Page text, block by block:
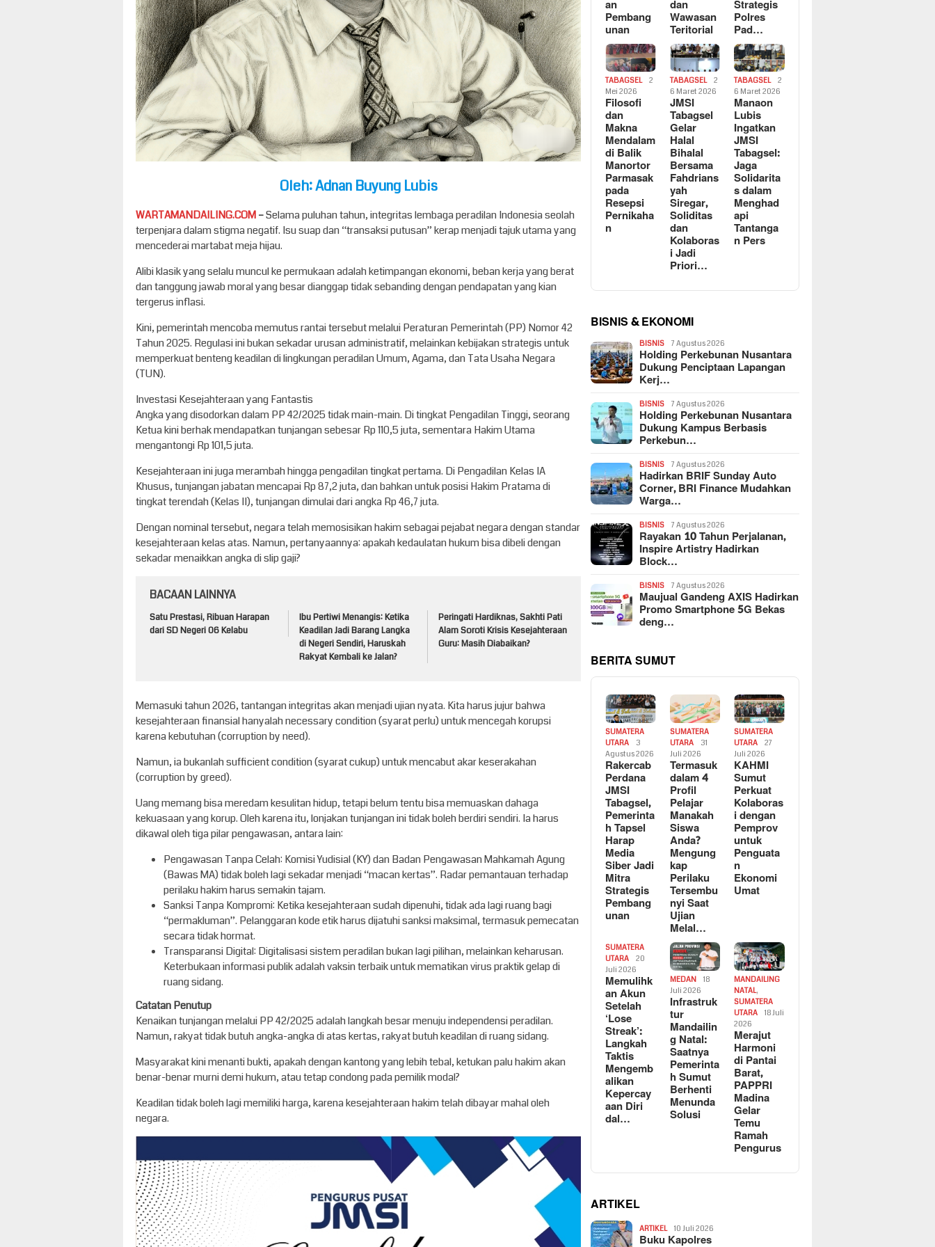
Oleh: Adnan Buyung Lubis
WARTAMANDAILING.COM–Selama puluhan tahun, integritas lembaga peradilan Indonesia seolah
terpenjara dalam stigma negatif. Isu suap dan “transaksi putusan” kerap menjadi tajuk utama yang
mencederai martabat meja hijau.
Alibi klasik yang selalu muncul ke permukaan adalah ketimpangan ekonomi, beban kerja yang berat
dan tanggung jawab moral yang besar dianggap tidak sebanding dengan pendapatan yang kian
tergerus inflasi.
Kini, pemerintah mencoba memutus rantai tersebut melalui Peraturan Pemerintah (PP) Nomor 42
Tahun 2025. Regulasi ini bukan sekadar urusan administratif, melainkan kebijakan strategis untuk
memperkuat benteng keadilan di lingkungan peradilan Umum, Agama, dan Tata Usaha Negara
(TUN).
Investasi Kesejahteraan yang Fantastis
Angka yang disodorkan dalam PP 42/2025 tidak main-main. Di tingkat Pengadilan Tinggi, seorang
Ketua kini berhak mendapatkan tunjangan sebesar Rp 110,5 juta, sementara Hakim Utama
mengantongi Rp 101,5 juta.
Kesejahteraan ini juga merambah hingga pengadilan tingkat pertama. Di Pengadilan Kelas IA
Khusus, tunjangan jabatan mencapai Rp 87,2 juta, dan bahkan untuk posisi Hakim Pratama di
tingkat terendah (Kelas II), tunjangan dimulai dari angka Rp 46,7 juta.
Dengan nominal tersebut, negara telah memosisikan hakim sebagai pejabat negara dengan standar
kesejahteraan kelas atas. Namun, pertanyaannya: apakah kedaulatan hukum bisa dibeli dengan
sekadar menaikkan angka di slip gaji?
BACAAN LAINNYA
Satu Prestasi, Ribuan Harapan
dari SD Negeri 06 Kelabu
Ibu Pertiwi Menangis: Ketika
Keadilan Jadi Barang Langka
di Negeri Sendiri, Haruskah
Rakyat Kembali ke Jalan?
Peringati Hardiknas, Sakhti Pati
Alam Soroti Krisis Kesejahteraan
Guru: Masih Diabaikan?
Memasuki tahun 2026, tantangan integritas akan menjadi ujian nyata. Kita harus jujur bahwa
kesejahteraan finansial hanyalah necessary condition (syarat perlu) untuk mencegah korupsi
karena kebutuhan (corruption by need).
Namun, ia bukanlah sufficient condition (syarat cukup) untuk mencabut akar keserakahan
(corruption by greed).
Uang memang bisa meredam kesulitan hidup, tetapi belum tentu bisa memuaskan dahaga
kekuasaan yang korup. Oleh karena itu, lonjakan tunjangan ini tidak boleh berdiri sendiri. Ia harus
dikawal oleh tiga pilar pengawasan, antara lain:
Pengawasan Tanpa Celah: Komisi Yudisial (KY) dan Badan Pengawasan Mahkamah Agung
(Bawas MA) tidak boleh lagi sekadar menjadi “macan kertas”. Radar pemantauan terhadap
perilaku hakim harus semakin tajam.
​Sanksi Tanpa Kompromi: Ketika kesejahteraan sudah dipenuhi, tidak ada lagi ruang bagi
“permakluman”. Pelanggaran kode etik harus dijatuhi sanksi maksimal, termasuk pemecatan
secara tidak hormat.
​Transparansi Digital: Digitalisasi sistem peradilan bukan lagi pilihan, melainkan keharusan.
Keterbukaan informasi publik adalah vaksin terbaik untuk mematikan virus praktik gelap di
ruang sidang.
Catatan Penutup
Kenaikan tunjangan melalui PP 42/2025 adalah langkah besar menuju independensi peradilan.
Namun, rakyat tidak butuh angka-angka di atas kertas, rakyat butuh keadilan di ruang sidang.
Masyarakat kini menanti bukti, apakah dengan kantong yang lebih tebal, ketukan palu hakim akan
benar-benar murni demi hukum, atau tetap condong pada pemilik modal?
Keadilan tidak boleh lagi memiliki harga, karena kesejahteraan hakim telah dibayar mahal oleh
negara.
an
Pembang
unan
dan
Wawasan
Teritorial
Strategis
Polres
Pad…
TABAGSEL
2
Mei 2026
Filosofi
dan
Makna
Mendalam
di Balik
Manortor
Parmasak
pada
Resepsi
Pernikaha
n
TABAGSEL
2
6 Maret 2026
JMSI
Tabagsel
Gelar
Halal
Bihalal
Bersama
Fahdrians
yah
Siregar,
Soliditas
dan
Kolaboras
i Jadi
Priori…
TABAGSEL
2
6 Maret 2026
Manaon
Lubis
Ingatkan
JMSI
Tabagsel:
Jaga
Solidarita
s dalam
Menghad
api
Tantanga
n Pers
BISNIS & EKONOMI
BISNIS 7 Agustus 2026
Holding Perkebunan Nusantara
Dukung Penciptaan Lapangan
Kerj…
BISNIS 7 Agustus 2026
Holding Perkebunan Nusantara
Dukung Kampus Berbasis
Perkebun…
BISNIS 7 Agustus 2026
Hadirkan BRIF Sunday Auto
Corner, BRI Finance Mudahkan
Warga…
BISNIS 7 Agustus 2026
Rayakan 10 Tahun Perjalanan,
Inspire Artistry Hadirkan
Block…
BISNIS 7 Agustus 2026
Maujual Gandeng AXIS Hadirkan
Promo Smartphone 5G Bekas
deng…
BERITA SUMUT
SUMATERA
UTARA
3
Agustus 2026
Rakercab
Perdana
JMSI
Tabagsel,
Pemerinta
h Tapsel
Harap
Media
Siber Jadi
Mitra
Strategis
Pembang
unan
SUMATERA
UTARA
31
Juli 2026
Termasuk
dalam 4
Profil
Pelajar
Manakah
Siswa
Anda?
Mengung
kap
Perilaku
Tersembu
nyi Saat
Ujian
Melal…
SUMATERA
UTARA
27
Juli 2026
KAHMI
Sumut
Perkuat
Kolaboras
i dengan
Pemprov
untuk
Penguata
n
Ekonomi
Umat
SUMATERA
UTARA
20
Juli 2026
Memulihk
an Akun
Setelah
‘Lose
Streak’:
Langkah
Taktis
Mengemb
alikan
Kepercay
aan Diri
dal…
MEDAN
18
Juli 2026
Infrastruk
tur
Mandailin
g Natal:
Saatnya
Pemerinta
h Sumut
Berhenti
Menunda
Solusi
MANDAILING
NATAL,
SUMATERA
UTARA
18 Juli
2026
Merajut
Harmoni
di Pantai
Barat,
PAPPRI
Madina
Gelar
Temu
Ramah
Pengurus
ARTIKEL
ARTIKEL 10 Juli 2026
Buku Kapolres